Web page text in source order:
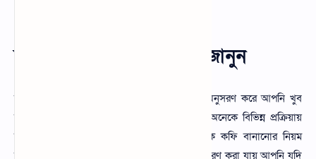
ব্ল্যাক কফি বানানোর নিয়ম জানুন
ব্ল্যাক কফি বানানোর নিয়ম রয়েছে যে নিয়মগুলো অনুসরণ করে আপনি খুব
সহজেই মজাদার ব্ল্যাক কফি তৈরি করতে পারেন। অনেকে বিভিন্ন প্রক্রিয়ায়
ব্ল্যাক কফি তৈরি করে খাই। আপনিও চাইলে ব্ল্যাক কফি বানানোর নিয়ম
অনুসরণ করতে পারে। এর জন্য কয়েকটা নিয়ম অনুসরণ করা যায় আপনি যদি